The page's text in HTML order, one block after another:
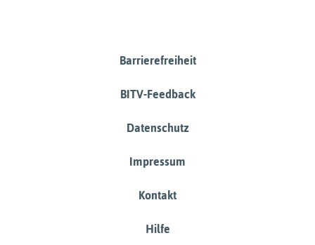
Barrierefreiheit
BITV-Feedback
Datenschutz
Impressum
Kontakt
Hilfe